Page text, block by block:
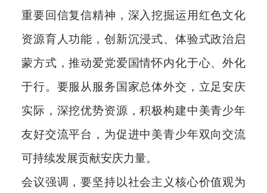
重要回信复信精神，深入挖掘运用红色文化
资源育人功能，创新沉浸式、体验式政治启
蒙方式，推动爱党爱国情怀内化于心、外化
于行。要服从服务国家总体外交，立足安庆
实际，深挖优势资源，积极构建中美青少年
友好交流平台，为促进中美青少年双向交流
可持续发展贡献安庆力量。
会议强调，要坚持以社会主义核心价值观为